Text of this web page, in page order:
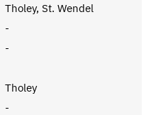
Tholey, St. Wendel
-
-
Tholey
-